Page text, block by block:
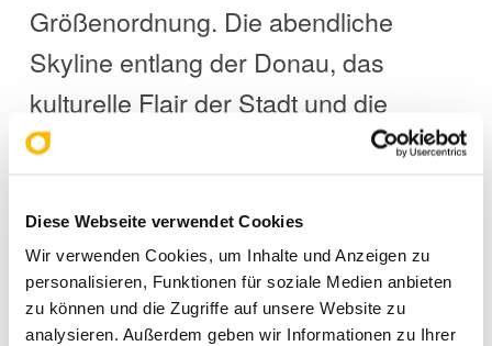
Diese Webseite verwendet Cookies
Wir verwenden Cookies, um Inhalte und Anzeigen zu
personalisieren, Funktionen für soziale Medien anbieten
zu können und die Zugriffe auf unsere Website zu
analysieren. Außerdem geben wir Informationen zu Ihrer
Größenordnung. Die abendliche
Skyline entlang der Donau, das
kulturelle Flair der Stadt und die
gastfreundliche Atmosphäre trugen
Kongresses bei.